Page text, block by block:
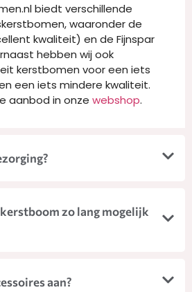
biedt verschillende
waaronder de
kwaliteit) en de Fijnspar
hebben wij ook
kerstbomen voor een iets
een iets mindere kwaliteit.
aanbod in onze webshop.
zo lang mogelijk
aan?